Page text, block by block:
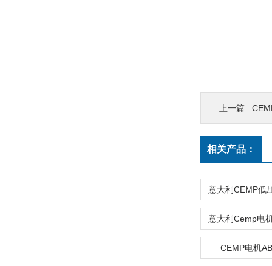
上一篇 :
相关产品：
CEMP电机